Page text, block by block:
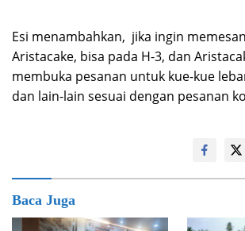
Esi menambahkan, jika ingin
Aristacake, bisa pada H-3, dan
membuka pesanan untuk kue-kue
dan lain-lain sesuai dengan pesanan
Baca Juga